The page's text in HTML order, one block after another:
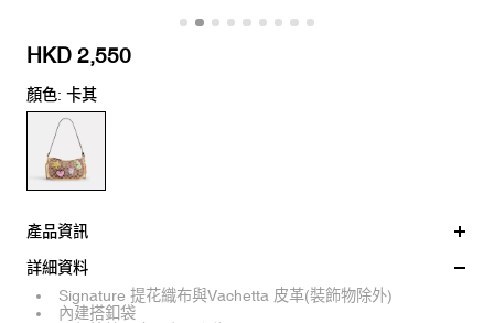
HKD 2,550
顏色: 卡其
產品資訊
詳細資料
Signature 提花織布與Vachetta 皮革(裝飾物除外)
內建搭釦袋